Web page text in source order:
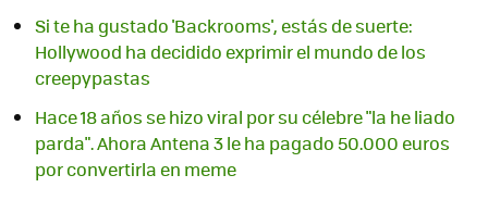
Si te ha gustado 'Backrooms', estás de suerte:
Hollywood ha decidido exprimir el mundo de los
creepypastas
Hace 18 años se hizo viral por su célebre "la he liado
parda". Ahora Antena 3 le ha pagado 50.000 euros
por convertirla en meme